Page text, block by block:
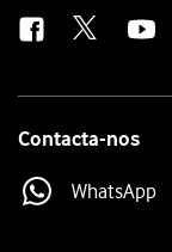
Contacta-nos
WhatsApp